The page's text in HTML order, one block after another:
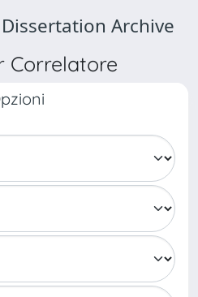
Archive
Correlatore